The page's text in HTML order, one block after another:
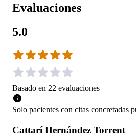
Evaluaciones
5.0
Basado en 22 evaluaciones
Solo pacientes con citas concretadas
Cattarí Hernández Torrent